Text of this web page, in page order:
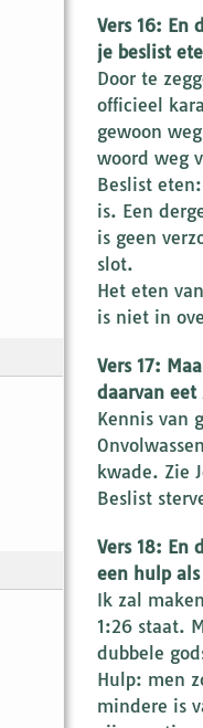
Vers 16: En
je beslist
Door te
officieel
gewoon
woord weg
Beslist
is. Een
is geen
slot.
Het eten
is niet in
Vers 17:
daarvan
Kennis van
kwade. Zie
Beslist
Vers 18: En
een hulp
Ik zal
1:26 staat.
dubbele
Hulp: men
mindere is